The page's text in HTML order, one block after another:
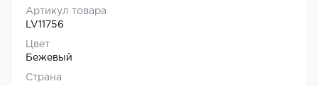
Артикул товара
LV11756
Цвет
Бежевый
Страна